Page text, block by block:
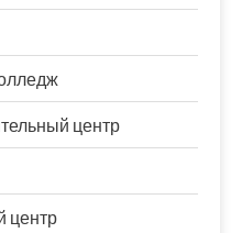
центр
центр